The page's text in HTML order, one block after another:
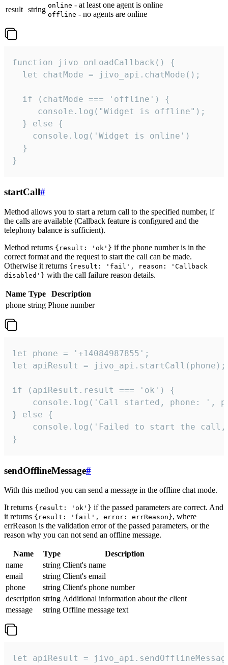
result string online - at least one agent is online
offline - no agents are online
function jivo_onLoadCallback() {
  let chatMode = jivo_api.chatMode();
  if (chatMode === 'offline') {
     console.log("Widget is offline");
  } else {
    console.log('Widget is online')
  }
}
startCall#
Method allows you to start a return call to the specified number, if
the calls are available (Callback feature is configured and the
telephony balance is sufficient).
Method returns {result: 'ok'} if the phone number is in the
correct format and the request to start the call can be made.
Otherwise it returns {result: 'fail', reason: 'Callback
disabled'} with the call failure reason details.
Name Type
Description
phone string Phone number
let phone = '+14084987855';
let apiResult = jivo_api.startCall(phone);
if (apiResult.result === 'ok') {
console.log('Call started, phone: ',
} else {
console.log('Failed to start the
}
sendOfflineMessage#
With this method you can send a message in the offline chat mode.
It returns {result: 'ok'} if the passed parameters are correct. And
it returns {result: 'fail', error: errReason}, where
errReason is the validation error of the passed parameters, or the
reason why you can not send an offline message.
Name Type
Description
name
string Client's name
email
string Client's email
phone
string Client's phone number
description string Additional information about the client
message
string Offline message text
let apiResult =